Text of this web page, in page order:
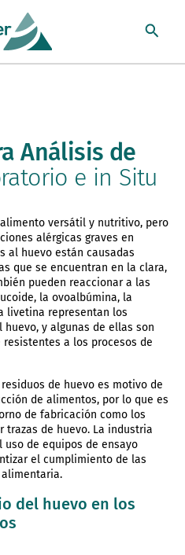
Análisis de
e in Situ
versátil y nutritivo, pero
alérgicas graves en
al huevo están causadas
que se encuentran en la clara,
pueden reaccionar a las
la ovoalbúmina, la
livetina representan los
y algunas de ellas son
a los procesos de
de huevo es motivo de
de alimentos, por lo que es
de fabricación como los
de huevo. La industria
de equipos de ensayo
el cumplimiento de las
del huevo en los